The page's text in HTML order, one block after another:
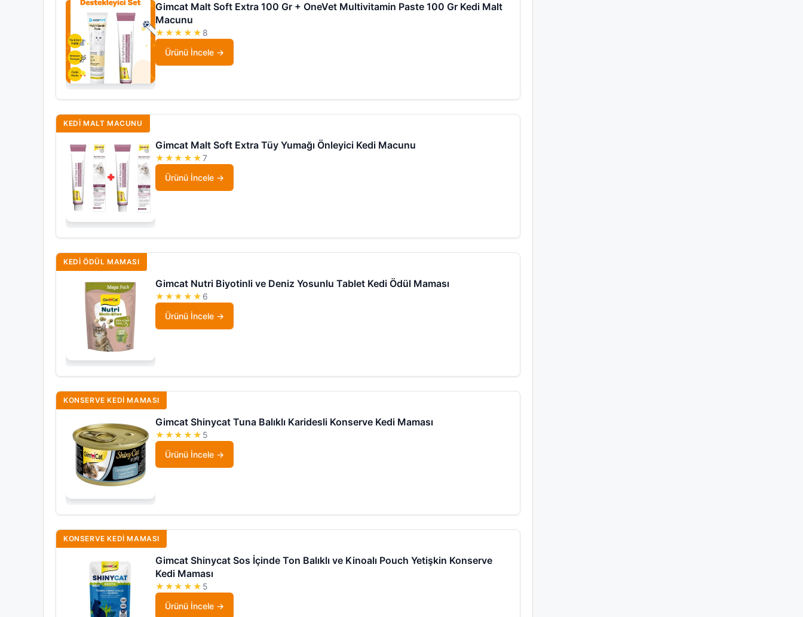
Gimcat Malt Soft Extra 100 Gr + OneVet Multivitamin Paste 100 Gr Kedi Malt
Macunu
★★★★★ 8
Ürünü İncele
KEDI MALT MACUNU
Gimcat Malt Soft Extra Tüy Yumağı Önleyici Kedi Macunu
★★★★★7
Ürünü İncele
KEDI ÖDÜL MAMASI
Gimcat Nutri Biyotinli ve Deniz Yosunlu Tablet Kedi Ödül Maması
★★★★★ 6
Ürünü İncele
KONSERVE KEDI MAMASI
Gimcat Shinycat Tuna Balıklı Karidesli Konserve Kedi Maması
★★★★★ 5
Ürünü İncele
KONSERVE KEDI MAMASI
Gimcat Shinycat Sos İçinde Ton Balıklı ve Kinoalı Pouch Yetişkin Konserve
Kedi Maması
★★★★★ 5
Ürünü İncele